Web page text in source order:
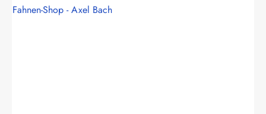
Fahnen-Shop - Axel Bach